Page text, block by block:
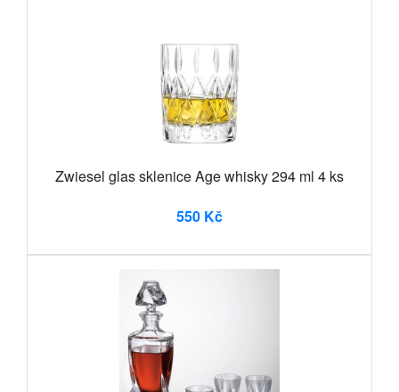
Zwiesel glas sklenice Age whisky 294 ml 4 ks
550 Kč